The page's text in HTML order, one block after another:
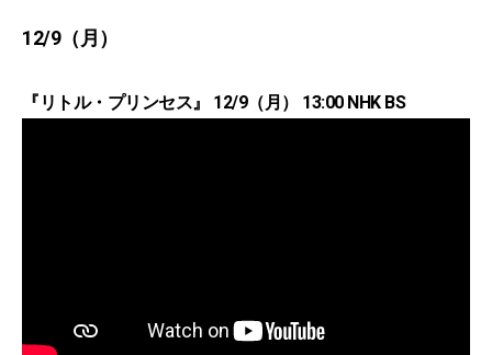
12/9（月）
『リトル・プリンセス』 12/9（月） 13:00 NHK BS